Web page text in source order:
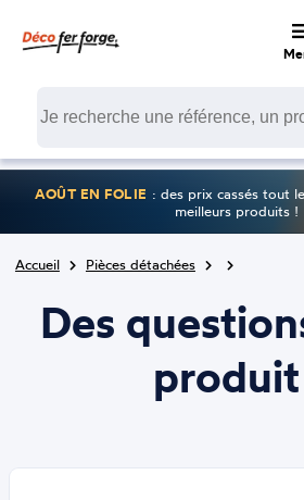
AOÛT EN FOLIE : des prix cassés tout
meilleurs produits !
Accueil Pièces détachées
Des